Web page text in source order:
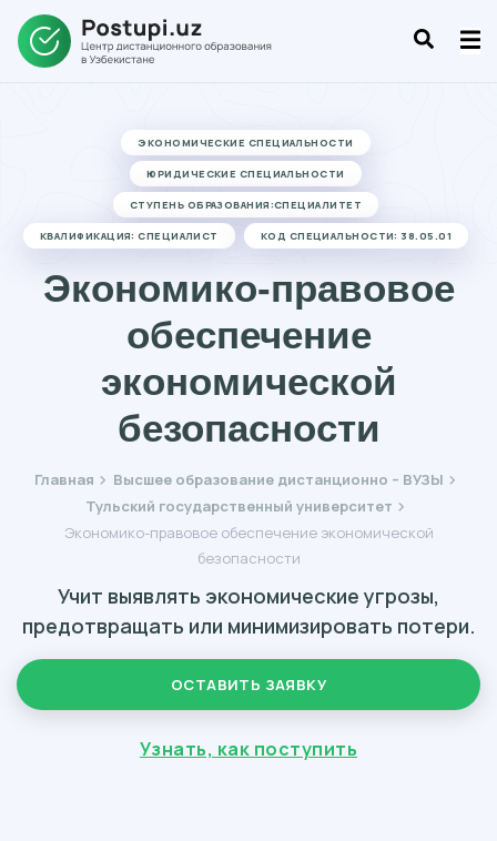
ЭКОНОМИЧЕСКИЕ СПЕЦИАЛЬНОСТИ
ЮРИДИЧЕСКИЕ СПЕЦИАЛЬНОСТИ
СТУПЕНЬ ОБРАЗОВАНИЯ:СПЕЦИАЛИТЕТ
КВАЛИФИКАЦИЯ: СПЕЦИАЛИСТ КОД СПЕЦИАЛЬНОСТИ: 38.05.01
Экономико-правовое
обеспечение
экономической
безопасности
Главная
Высшее образование дистанционно – ВУЗЫ
Тульский государственный университет
Экономико-правовое обеспечение экономической
безопасности
Учит выявлять экономические угрозы,
предотвращать или минимизировать потери.
ОСТАВИТЬ ЗАЯВКУ
Узнать, как поступить